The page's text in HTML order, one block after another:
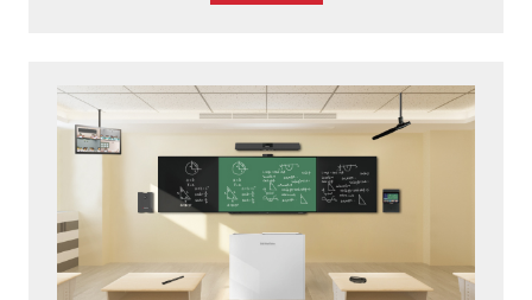
学科对音视频的要求，依托网络学习空间拓展资源共享、
教学支持、学习交互等服务。